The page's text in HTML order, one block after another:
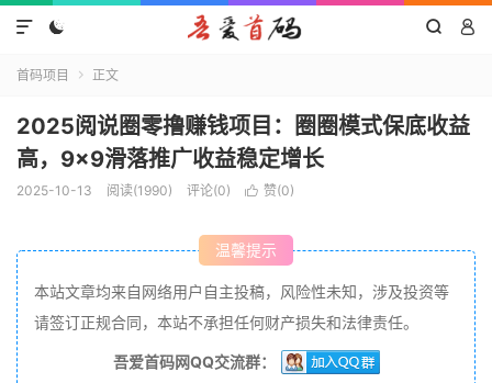
  

首码项目  正文
​​2025阅说圈零撸赚钱项目：圈圈模式保底收益
高，9×9滑落推广收益稳定增长​​
2025-10-13 阅读(1990) 评论(0)  赞(0)
温馨提示
本站文章均来自网络用户自主投稿，风险性未知，涉及投资等
请签订正规合同，本站不承担任何财产损失和法律责任。
吾爱首码网QQ交流群：